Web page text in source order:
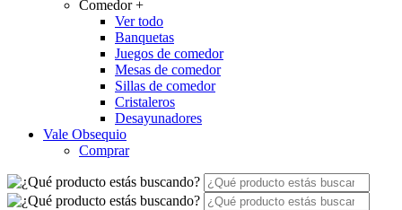
Comedor+
Ver todo
Banquetas
Juegos de comedor
Mesas de comedor
Sillas de comedor
Cristaleros
Desayunadores
Vale Obsequio
Comprar